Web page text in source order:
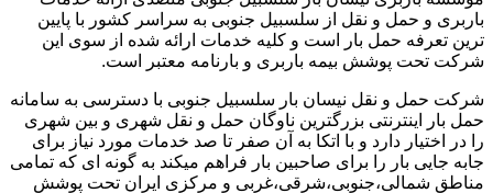
باربری و حمل و نقل از سلسبیل جنوبی به سراسر کشور با پایین
ترین تعرفه حمل بار است و کلیه خدمات ارائه شده از سوی این
شرکت تحت پوشش بیمه باربری و بارنامه معتبر است.
شرکت حمل و نقل نیسان بار سلسبیل جنوبی با دسترسی به سامانه
حمل بار اینترنتی بزرگترین ناوگان حمل و نقل شهری و بین شهری
را در اختیار دارد و با اتکا به آن صفر تا صد خدمات مورد نیاز برای
جابه جایی بار را برای صاحبین بار فراهم میکند به گونه ای که تمامی
مناطق شمالی،جنوبی،شرقی،غربی و مرکزی ایران تحت پوشش